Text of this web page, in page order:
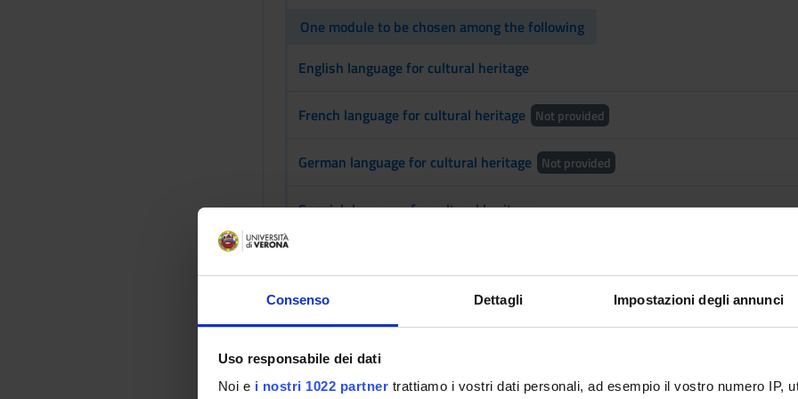
Consenso Dettagli Impostazioni degli annunci
Uso responsabile dei dati
Noi e i nostri 1022 partner trattiamo i vostri dati personali, ad esempio il vostro numero IP,
One module to be chosen among the following
English language for cultural heritage
French language for cultural heritage Not provided
German language for cultural heritage Not provided
Spanish language for cultural heritage
Landscape ethics
Not provided
Philosophies of Urban Cultures